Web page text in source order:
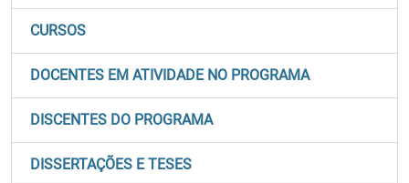
CURSOS
DOCENTES EM ATIVIDADE NO PROGRAMA
DISCENTES DO PROGRAMA
DISSERTAÇÕES E TESES